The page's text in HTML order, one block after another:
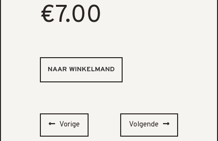
€7.00
Vorige Volgende